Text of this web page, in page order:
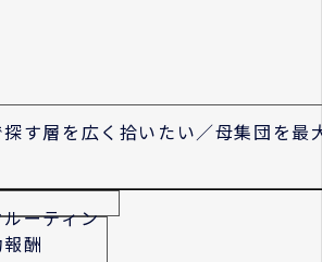
す層を広く拾いたい／母集団を最
ーティン
酬